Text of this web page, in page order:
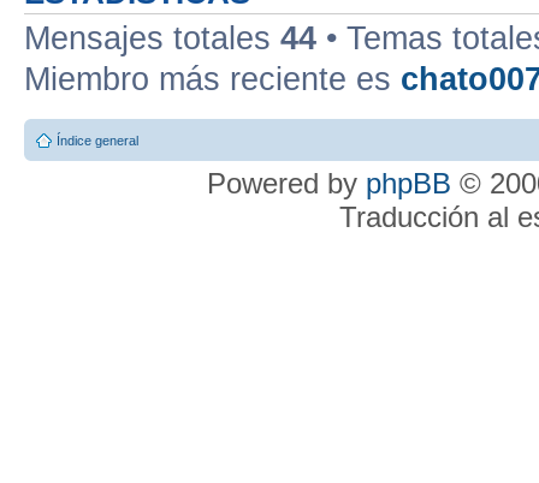
Mensajes totales 44 • Temas
Miembro más reciente es
Índice general
Powered by phpBB ©
Traducción al